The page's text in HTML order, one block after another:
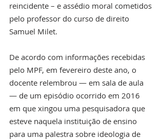
reincidente – e assédio moral cometidos
pelo professor do curso de direito
Samuel Milet.
De acordo com informações recebidas
pelo MPF, em fevereiro deste ano, o
docente relembrou — em sala de aula
— de um episódio ocorrido em 2016
em que xingou uma pesquisadora que
esteve naquela instituição de ensino
para uma palestra sobre ideologia de